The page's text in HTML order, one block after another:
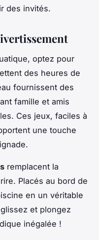
des invités.
optez pour
des heures de
fournissent des
famille et amis
Ces jeux, faciles à
une touche
remplacent la
Placés au bord de
en un véritable
et plongez
inégalée !